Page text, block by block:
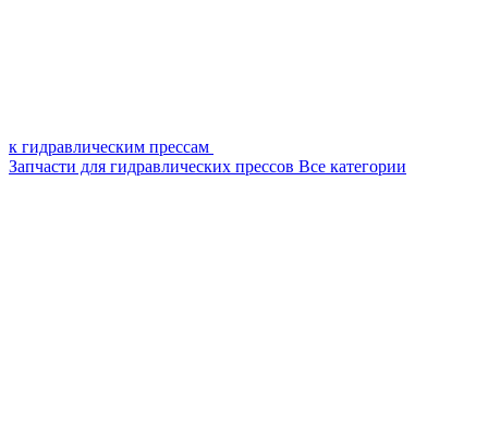
к гидравлическим прессам
Запчасти для гидравлических прессов Все категории